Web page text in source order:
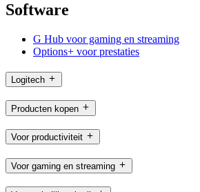
Software
G Hub voor gaming en streaming
Options+ voor prestaties
Logitech
Producten kopen
Voor productiviteit
Voor gaming en streaming